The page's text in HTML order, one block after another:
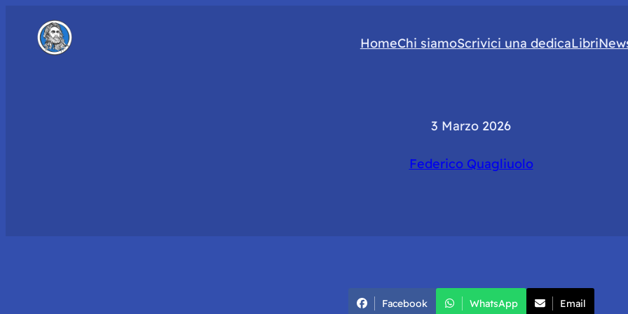
HomeChi siamoScrivici una dedicaLibri
3 Marzo 2026
Federico Quagliuolo
Facebook WhatsApp Email